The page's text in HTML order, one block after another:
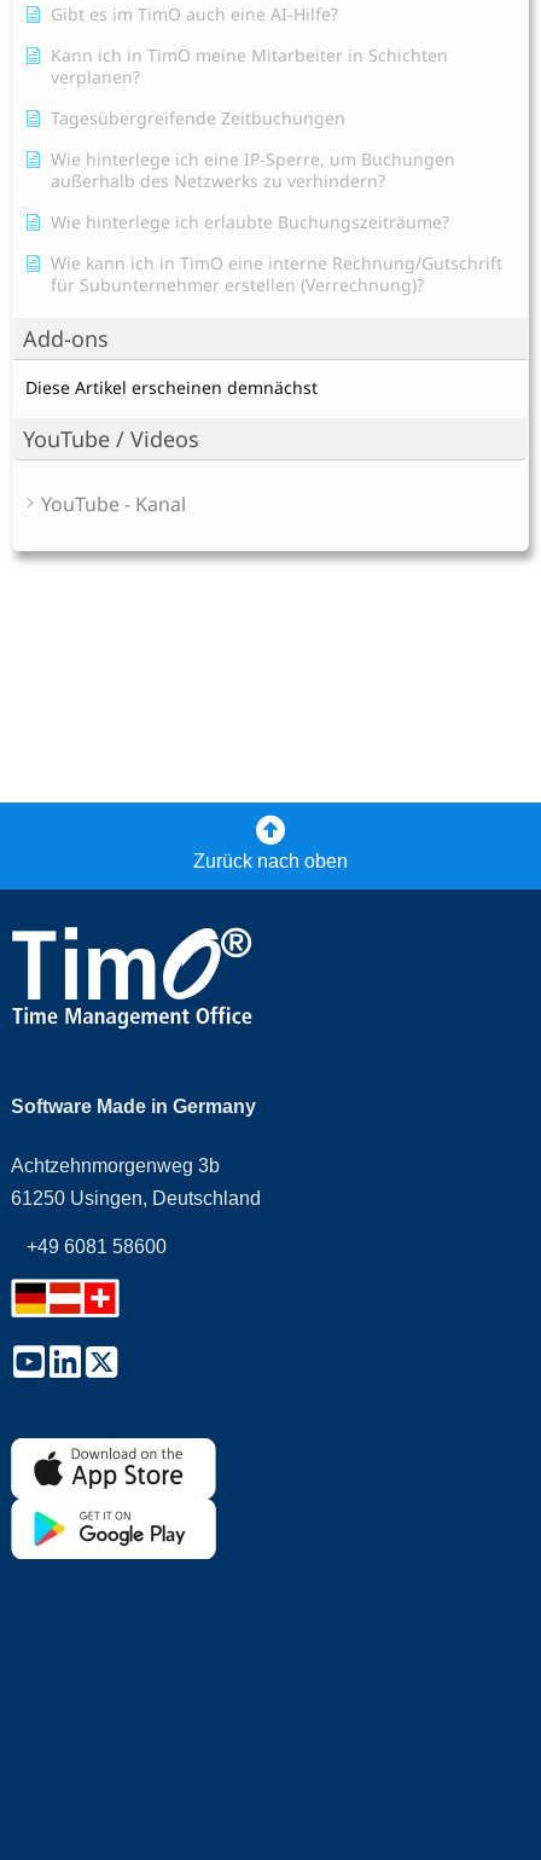
Gibt es im TimO auch eine AI-Hilfe?
Kann ich in TimO meine Mitarbeiter in Schichten
verplanen?
Tagesübergreifende Zeitbuchungen
Wie hinterlege ich eine IP-Sperre, um Buchungen
außerhalb des Netzwerks zu verhindern?
Wie hinterlege ich erlaubte Buchungszeiträume?
Wie kann ich in TimO eine interne Rechnung/Gutschrift
für Subunternehmer erstellen (Verrechnung)?
Add-ons
Diese Artikel erscheinen demnächst
YouTube / Videos
YouTube - Kanal
Zurück nach oben
Software Made in Germany
Achtzehnmorgenweg 3b
61250 Usingen, Deutschland
+49 6081 58600